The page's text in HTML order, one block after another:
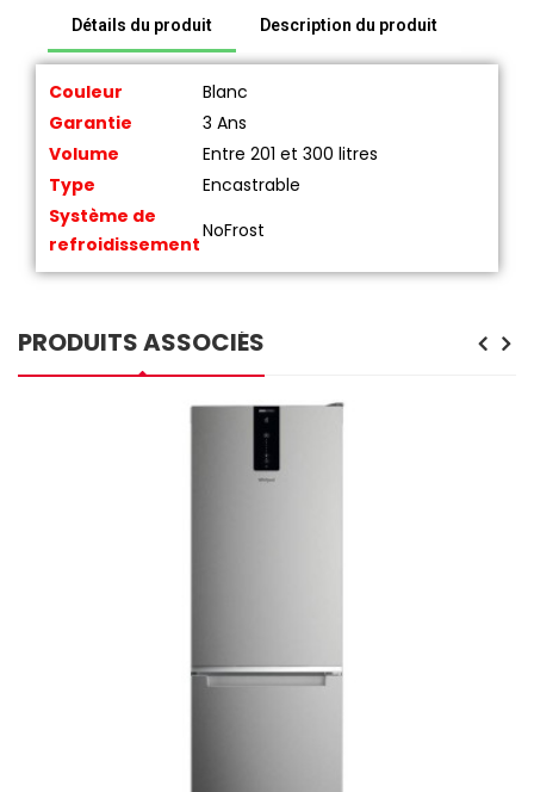
Détails du produit Description du produit
Couleur
Blanc
Garantie
3 Ans
Volume
Entre 201 et 300 litres
Type
Encastrable
Système de
refroidissement
NoFrost
PRODUITS ASSOCIÉS